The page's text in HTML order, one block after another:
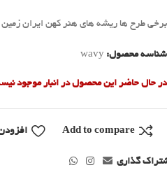
برخی طرح ها ریشه های هنر کهن ایران
شناسه محصول: wavy
در حال حاضر این محصول در انبار موجود
Add to compare
گذاری